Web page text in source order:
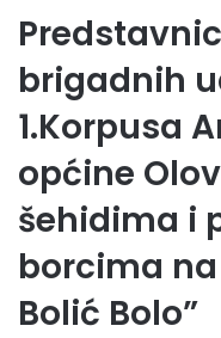
brigadnih
1.Korpusa
općine
šehidima i
borcima na
Bolić Bolo”